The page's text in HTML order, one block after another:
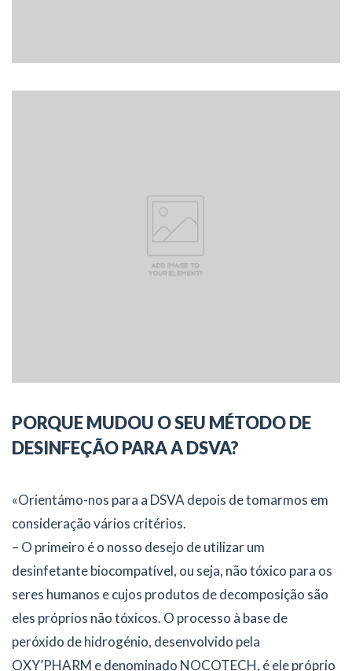
PORQUE MUDOU O SEU MÉTODO DE
DESINFEÇÃO PARA A DSVA?
«Orientámo-nos para a DSVA depois de tomarmos em
consideração vários critérios.
– O primeiro é o nosso desejo de utilizar um
desinfetante biocompatível, ou seja, não tóxico para os
seres humanos e cujos produtos de decomposição são
eles próprios não tóxicos. O processo à base de
peróxido de hidrogénio, desenvolvido pela
OXY’PHARM e denominado NOCOTECH, é ele próprio